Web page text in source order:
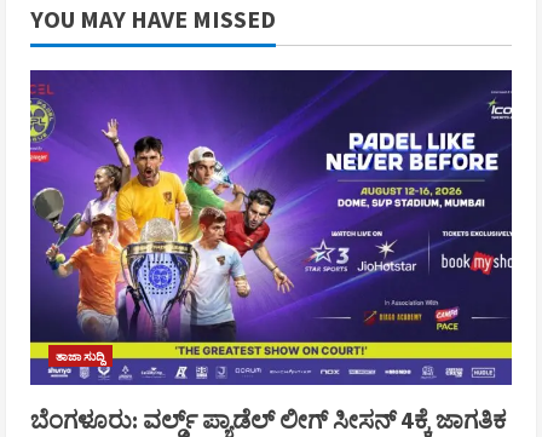
YOU MAY HAVE MISSED
ತಾಜಾ ಸುದ್ದಿ
ಬೆಂಗಳೂರು: ವರ್ಲ್ಡ್ ಪ್ಯಾಡೆಲ್ ಲೀಗ್ ಸೀಸನ್ 4ಕ್ಕೆ ಜಾಗತಿಕ